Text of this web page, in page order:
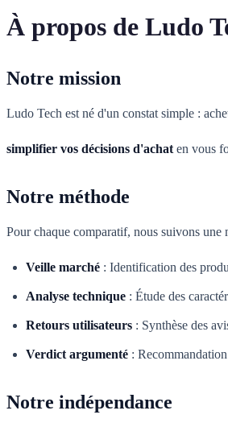
À propos de Ludo
Notre mission
Ludo Tech est né d'un constat simple :
simplifier vos décisions d'achat en vous
Notre méthode
Pour chaque comparatif, nous suivons une
Veille marché : Identification des
Analyse technique : Étude des
Retours utilisateurs : Synthèse des
Verdict argumenté :
Notre indépendance